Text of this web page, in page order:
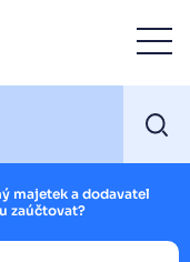
majetek a dodavatel
zaúčtovat?